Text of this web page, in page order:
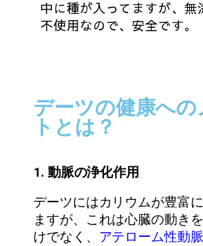
中に種が入ってますが、無
不使用なので、安全です。
デーツの健康への
トとは？
1. 動脈の浄化作用
デーツにはカリウムが豊富
ますが、これは心臓の動き
けでなく、
アテローム性動